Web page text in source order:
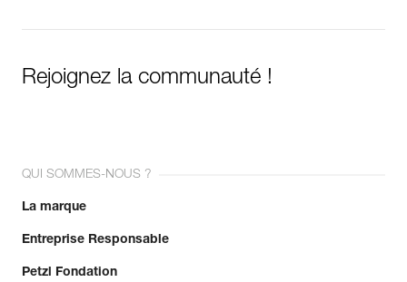
Rejoignez la communauté !
QUI SOMMES-NOUS ?
La marque
Entreprise Responsable
Petzl Fondation